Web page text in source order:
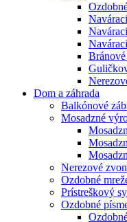
Dom a záhrada
Balkónové
Mosadzné
Nerezové
Ozdobné
Prístreškový
Ozdobné